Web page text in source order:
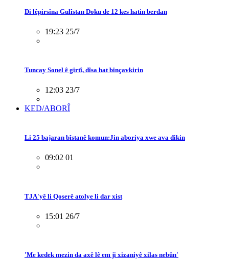
Di lêpirsîna Gulîstan Doku de 12 kes hatin berdan
19:23 25/7
Tuncay Sonel ê girtî, dîsa hat binçavkirin
12:03 23/7
KED/ABORÎ
Li 25 bajaran bîstanê komun:Jin aboriya xwe ava dikin
09:02 01
TJA'yê li Qoserê atolye li dar xist
15:01 26/7
'Me kedek mezin da axê lê em ji xizaniyê xilas nebûn'